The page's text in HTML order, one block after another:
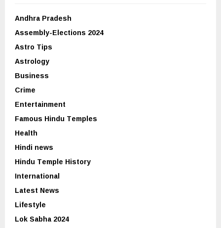
Andhra Pradesh
Assembly-Elections 2024
Astro Tips
Astrology
Business
Crime
Entertainment
Famous Hindu Temples
Health
Hindi news
Hindu Temple History
International
Latest News
Lifestyle
Lok Sabha 2024